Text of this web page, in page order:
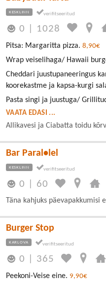
KESKLINN
0 1028
Pitsa: Margaritta pizza. 8,90€
Wrap veiselihaga/ Hawaii
Cheddari juustupaneeringus
koorekastme ja kapsa-kurgi
Pasta singi ja juustuga/
VAATA EDASI ...
Allikavesi ja Ciabatta toidu
Bar Paral•lel
KESKLINN
0 60
Täna kahjuks päevapakkumisi
Burger Stop
KARLOVA
0 365
Peekoni-Veise eine. 9,90€